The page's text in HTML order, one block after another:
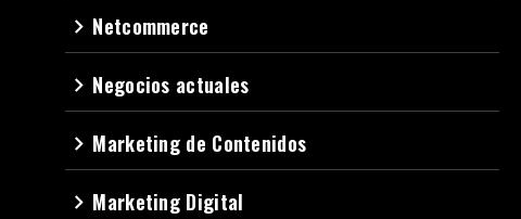
navigate_next Netcommerce
navigate_next Negocios actuales
navigate_next Marketing de Contenidos
navigate_next Marketing Digital